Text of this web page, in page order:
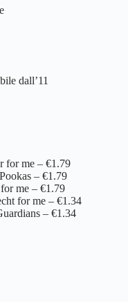
dall’11
for me – €1.79
– €1.79
me – €1.79
for me – €1.34
– €1.34